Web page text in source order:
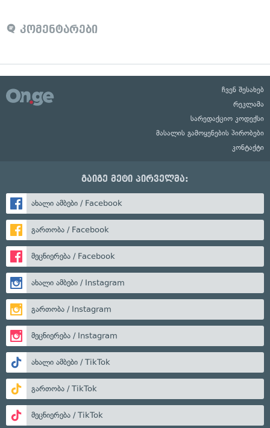
კომენტარები
ჩვენ შესახებ
რეკლამა
სარედაქციო კოდექსი
მასალის გამოყენების პირობები
კონტაქტი
გაიგე მეტი პირველმა:
ახალი ამბები / Facebook
გართობა / Facebook
მეცნიერება / Facebook
ახალი ამბები / Instagram
გართობა / Instagram
მეცნიერება / Instagram
ახალი ამბები / TikTok
გართობა / TikTok
მეცნიერება / TikTok